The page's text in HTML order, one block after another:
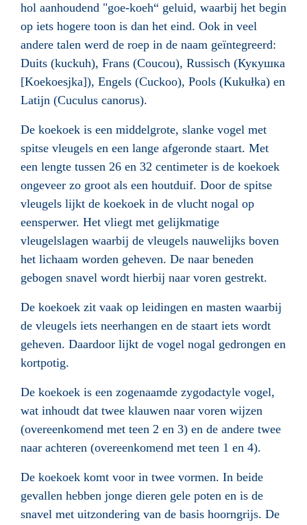
hol aanhoudend "goe-koeh“ geluid, waarbij het begin
op iets hogere toon is dan het eind. Ook in veel
andere talen werd de roep in de naam geïntegreerd:
Duits (kuckuh), Frans (Coucou), Russisch (Кукушка
[Koekoesjka]), Engels (Cuckoo), Pools (Kukułka) en
Latijn (Cuculus canorus).
De koekoek is een middelgrote, slanke vogel met
spitse vleugels en een lange afgeronde staart. Met
een lengte tussen 26 en 32 centimeter is de koekoek
ongeveer zo groot als een houtduif. Door de spitse
vleugels lijkt de koekoek in de vlucht nogal op
eensperwer. Het vliegt met gelijkmatige
vleugelslagen waarbij de vleugels nauwelijks boven
het lichaam worden geheven. De naar beneden
gebogen snavel wordt hierbij naar voren gestrekt.
De koekoek zit vaak op leidingen en masten waarbij
de vleugels iets neerhangen en de staart iets wordt
geheven. Daardoor lijkt de vogel nogal gedrongen en
kortpotig.
De koekoek is een zogenaamde zygodactyle vogel,
wat inhoudt dat twee klauwen naar voren wijzen
(overeenkomend met teen 2 en 3) en de andere twee
naar achteren (overeenkomend met teen 1 en 4).
De koekoek komt voor in twee vormen. In beide
gevallen hebben jonge dieren gele poten en is de
snavel met uitzondering van de basis hoorngrijs. De